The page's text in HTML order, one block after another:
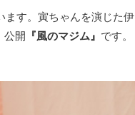
す。寅ちゃんを演じた伊
公開 『風のマジム』 です。